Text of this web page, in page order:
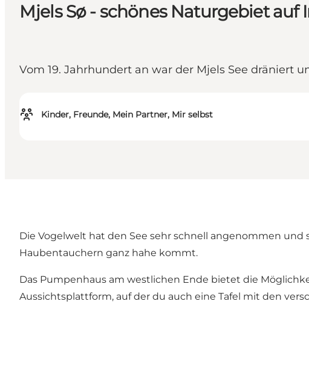
Mjels Sø - schönes Naturgebiet auf
Vom 19. Jahrhundert an war der Mjels See dräniert
Kinder, Freunde, Mein Partner, Mir selbst
Die Vogelwelt hat den See sehr schnell angenommen
Haubentauchern ganz hahe kommt.
Das Pumpenhaus am westlichen Ende bietet die
Aussichtsplattform, auf der du auch eine Tafel mit den